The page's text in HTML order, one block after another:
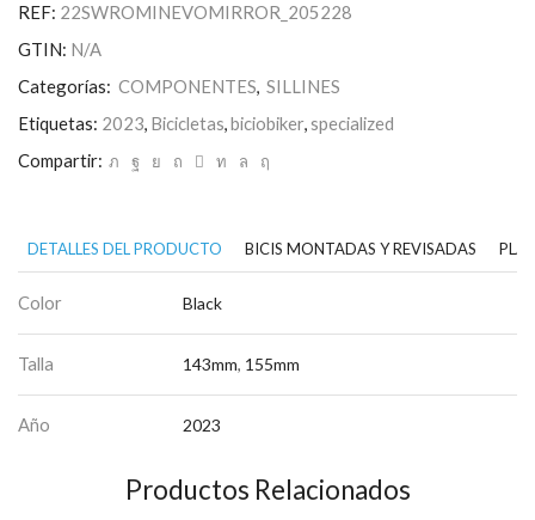
EVO
with
Mirror
cantidad
REF: 22SWROMINEVOMIRROR_205228
GTIN: N/A
Categorías: COMPONENTES, SILLINES
Etiquetas: 2023, Bicicletas,biciobiker,specialized
Compartir:
DETALLES DEL PRODUCTO BICIS MONTADAS Y REVISADAS
Color Black
Talla 143mm, 155mm
Año 2023
Productos Relacionados